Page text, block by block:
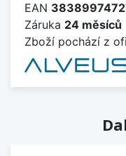
EAN
Záruka 24 měsíců
Zboží pochází z